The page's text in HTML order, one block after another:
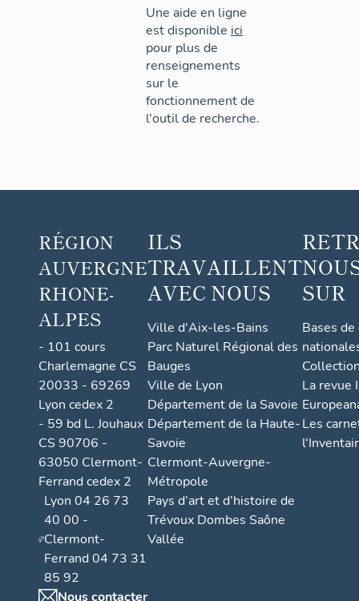
Une aide en ligne
est disponible ici
pour plus de
renseignements
sur le
fonctionnement de
l'outil de recherche.
RÉGION
AUVERGNE
RHONE-
ALPES
- 101 cours
Charlemagne CS
20033 - 69269
Lyon cedex 2
- 59 bd L. Jouhaux
CS 90706 -
63050 Clermont-
Ferrand cedex 2
Lyon 04 26 73
40 00 -
Clermont-
Ferrand 04 73 31
85 92
Nous contacter
ILS
TRAVAILLENT
AVEC NOUS
Ville d'Aix-les-Bains
Parc Naturel Régional des
Bauges
Ville de Lyon
Département de la Savoie
Département de la Haute-
Savoie
Clermont-Auvergne-
Métropole
Pays d’art et d’histoire de
Trévoux Dombes Saône
Vallée
SUR
Bases
La revue
Les